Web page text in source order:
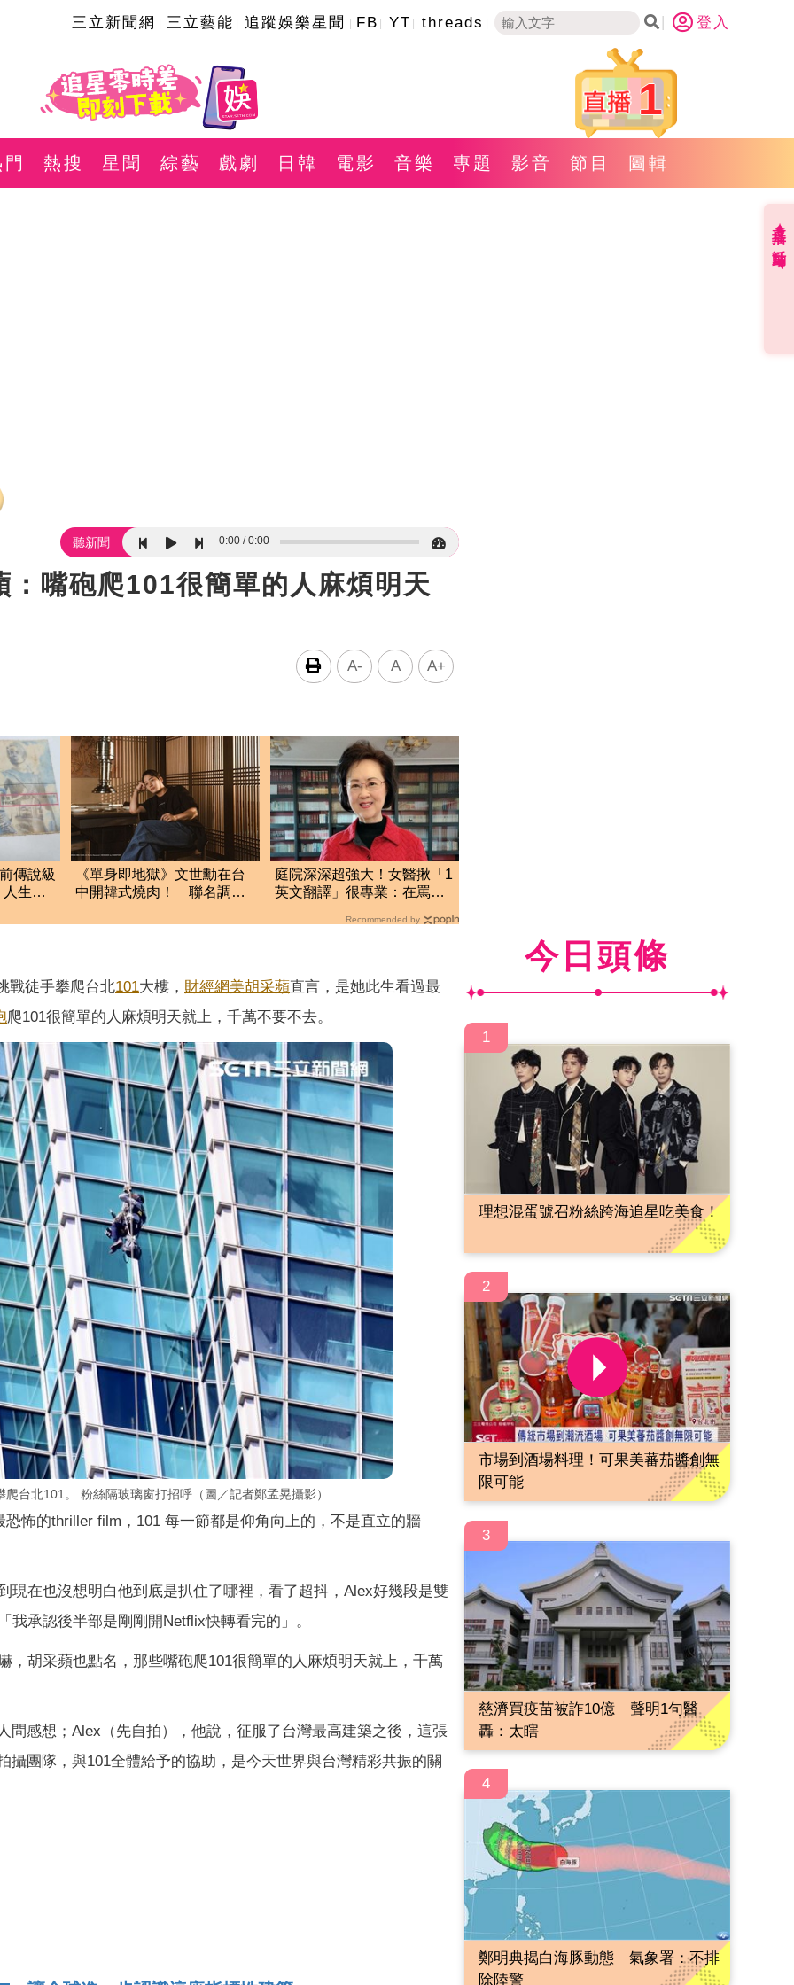
三立新聞網 三立藝能 追蹤娛樂星聞 FB YT threads 登入
1
熱搜 星聞 綜藝 戲劇 日韓 電影 音樂 專題 影音 節目 圖輯
聽新聞 0:00 0:00
嘴砲爬101很簡單的人麻煩明天
A- A A+
傳說級
生值
《單身即地獄》文世勳在台
中開韓式燒肉！ 聯名調酒
庭院深深超強大！女醫揪「1
英文翻譯」很專業：在罵惡
Recommended by
戰徒手攀爬台北101大樓， 財經網美胡采蘋直言，是她此生看過最
爬101很簡單的人麻煩明天就上，千萬不要不去。
台北101。 粉絲隔玻璃窗打招呼（圖／記者鄭孟晃攝影）
怖的thriller film，101 每一節都是仰角向上的，不是直立的牆
現在也沒想明白他到底是扒住了哪裡，看了超抖，Alex好幾段是雙
承認後半部是剛剛開Netflix快轉看完的」。
，胡采蘋也點名，那些嘴砲爬101很簡單的人麻煩明天就上，千萬
問感想；Alex（先自拍），他說，征服了台灣最高建築之後，這張
團隊，與101全體給予的協助，是今天世界與台灣精彩共振的關
今日頭條
1
理想混蛋號召粉絲跨海追星吃美食！
2
市場到酒場料理！可果美蕃茄醬創無
限可能
3
慈濟買疫苗被詐10億 聲明1句醫
轟：太瞎
4
鄭明典揭白海豚動態 氣象署：不排
除陸警
直播✦活動